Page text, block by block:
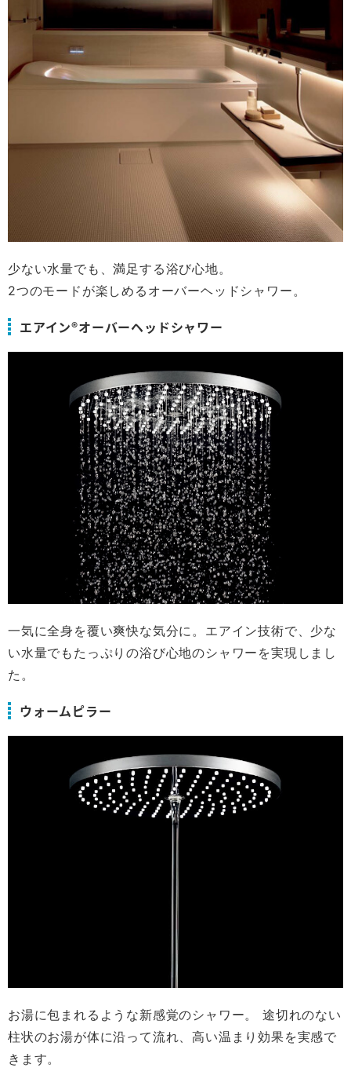
少ない水量でも、満足する浴び心地。
2つのモードが楽しめるオーバーヘッドシャワー。
エアイン®オーバーヘッドシャワー
一気に全身を覆い爽快な気分に。エアイン技術で、少な
い水量でもたっぷりの浴び心地のシャワーを実現しまし
た。
ウォームピラー
お湯に包まれるような新感覚のシャワー。 途切れのない
柱状のお湯が体に沿って流れ、高い温まり効果を実感で
きます。